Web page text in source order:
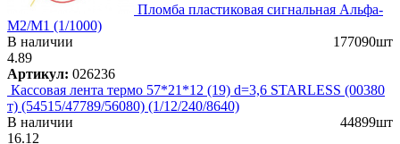
Пломба пластиковая сигнальная Альфа-
М2/М1 (1/1000)
В наличии
177090шт
4.89
Артикул: 026236
Кассовая лента термо 57*21*12 (19) d=3,6 STARLESS (00380
т) (54515/47789/56080) (1/12/240/8640)
В наличии
44899шт
16.12